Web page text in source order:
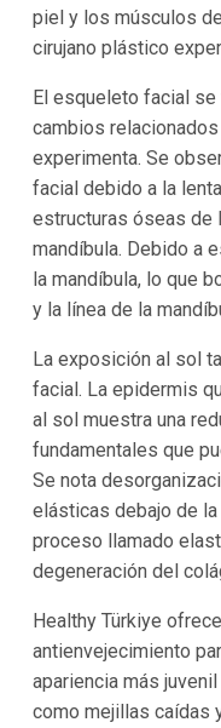
piel y los músculos
cirujano plástico
El esqueleto facial
cambios
experimenta. Se
facial debido a la
estructuras óseas de
mandíbula. Debido a
la mandíbula, lo que
y la línea de la
La exposición al sol
facial. La epidermis
al sol muestra una
fundamentales que
Se nota
elásticas debajo de
proceso llamado
degeneración del
Healthy Türkiye
antienvejecimiento
apariencia más
como mejillas caídas